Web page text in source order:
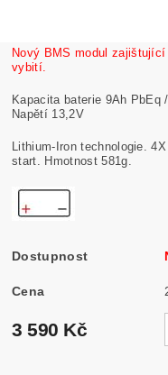
Nový BMS modul zajištující
vybití.
Kapacita baterie 9Ah PbEq
Napětí 13,2V
Lithium-Iron technologie.
start. Hmotnost 581g.
Dostupnost
Cena
3 590 Kč